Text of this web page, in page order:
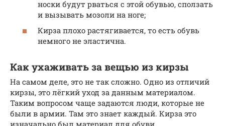
носки будут рваться с этой обувью, сползать
и вызывать мозоли на ноге;
Кирза плохо растягивается, то есть обувь
немного не эластична.
Как ухаживать за вещью из кирзы
На самом деле, это не так сложно. Одно из отличий
кирзы, это лёгкий уход за данным материалом.
Таким вопросом чаще задаются люди, которые не
были в армии. Там это знает каждый. Кирза это